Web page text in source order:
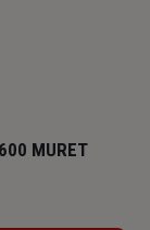
MURET